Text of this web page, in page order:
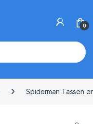
0
Spiderman Tassen